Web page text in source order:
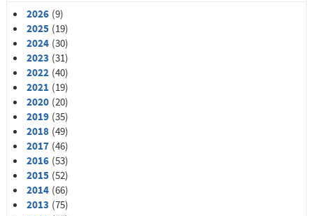
2026 (9)
2025 (19)
2024 (30)
2023 (31)
2022 (40)
2021 (19)
2020 (20)
2019 (35)
2018 (49)
2017 (46)
2016 (53)
2015 (52)
2014 (66)
2013 (75)